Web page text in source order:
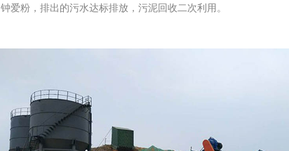
钟爱粉，排出的污水达标排放，污泥回收二次利用。